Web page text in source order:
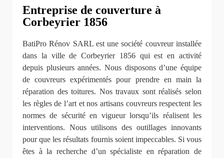
Entreprise de couverture à
Corbeyrier 1856
BatiPro Rénov SARL est une société couvreur installée
dans la ville de Corbeyrier 1856 qui est en activité
depuis plusieurs années. Nous disposons d’une équipe
de couvreurs expérimentés pour prendre en main la
réparation des toitures. Nos travaux sont réalisés selon
les règles de l’art et nos artisans couvreurs respectent les
normes de sécurité en vigueur lorsqu’ils réalisent les
interventions. Nous utilisons des outillages innovants
pour que les résultats fournis soient impeccables. Si vous
êtes à la recherche d’un spécialiste en réparation de